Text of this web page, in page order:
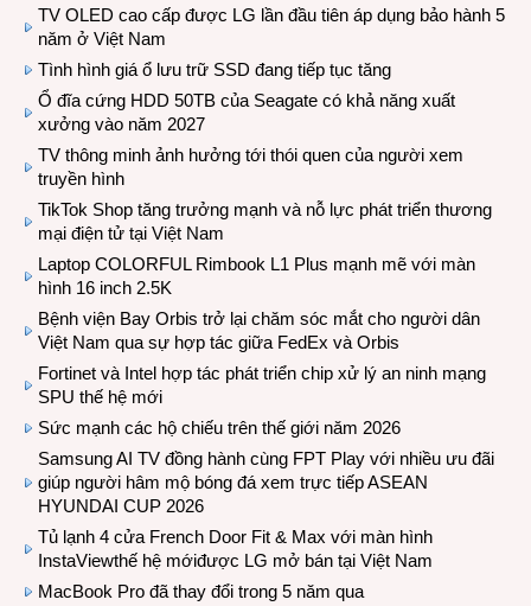
TV OLED cao cấp được LG lần đầu tiên áp dụng bảo hành 5
năm ở Việt Nam
Tình hình giá ổ lưu trữ SSD đang tiếp tục tăng
Ổ đĩa cứng HDD 50TB của Seagate có khả năng xuất
xưởng vào năm 2027
TV thông minh ảnh hưởng tới thói quen của người xem
truyền hình
TikTok Shop tăng trưởng mạnh và nỗ lực phát triển thương
mại điện tử tại Việt Nam
Laptop COLORFUL Rimbook L1 Plus mạnh mẽ với màn
hình 16 inch 2.5K
Bệnh viện Bay Orbis trở lại chăm sóc mắt cho người dân
Việt Nam qua sự hợp tác giữa FedEx và Orbis
Fortinet và Intel hợp tác phát triển chip xử lý an ninh mạng
SPU thế hệ mới
Sức mạnh các hộ chiếu trên thế giới năm 2026
Samsung AI TV đồng hành cùng FPT Play với nhiều ưu đãi
giúp người hâm mộ bóng đá xem trực tiếp ASEAN
HYUNDAI CUP 2026
Tủ lạnh 4 cửa French Door Fit & Max với màn hình
InstaViewthế hệ mớiđược LG mở bán tại Việt Nam
MacBook Pro đã thay đổi trong 5 năm qua